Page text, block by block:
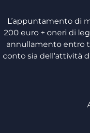
L’appuntamento di
200 euro + oneri di
annullamento entro
conto sia dell’attività